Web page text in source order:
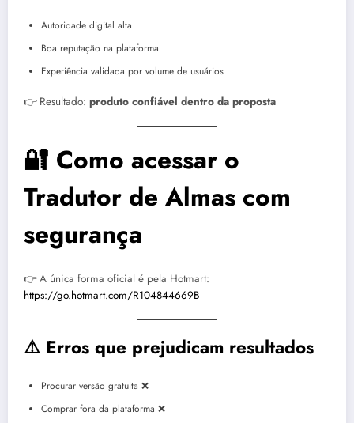
Autoridade digital alta
Boa reputação na plataforma
Experiência validada por volume de usuários
👉 Resultado: produto confiável dentro da proposta
🔐 Como acessar o
Tradutor de Almas com
segurança
👉 A única forma oficial é pela Hotmart:
https://go.hotmart.com/R104844669B
⚠️ Erros que prejudicam resultados
Procurar versão gratuita ❌
Comprar fora da plataforma ❌